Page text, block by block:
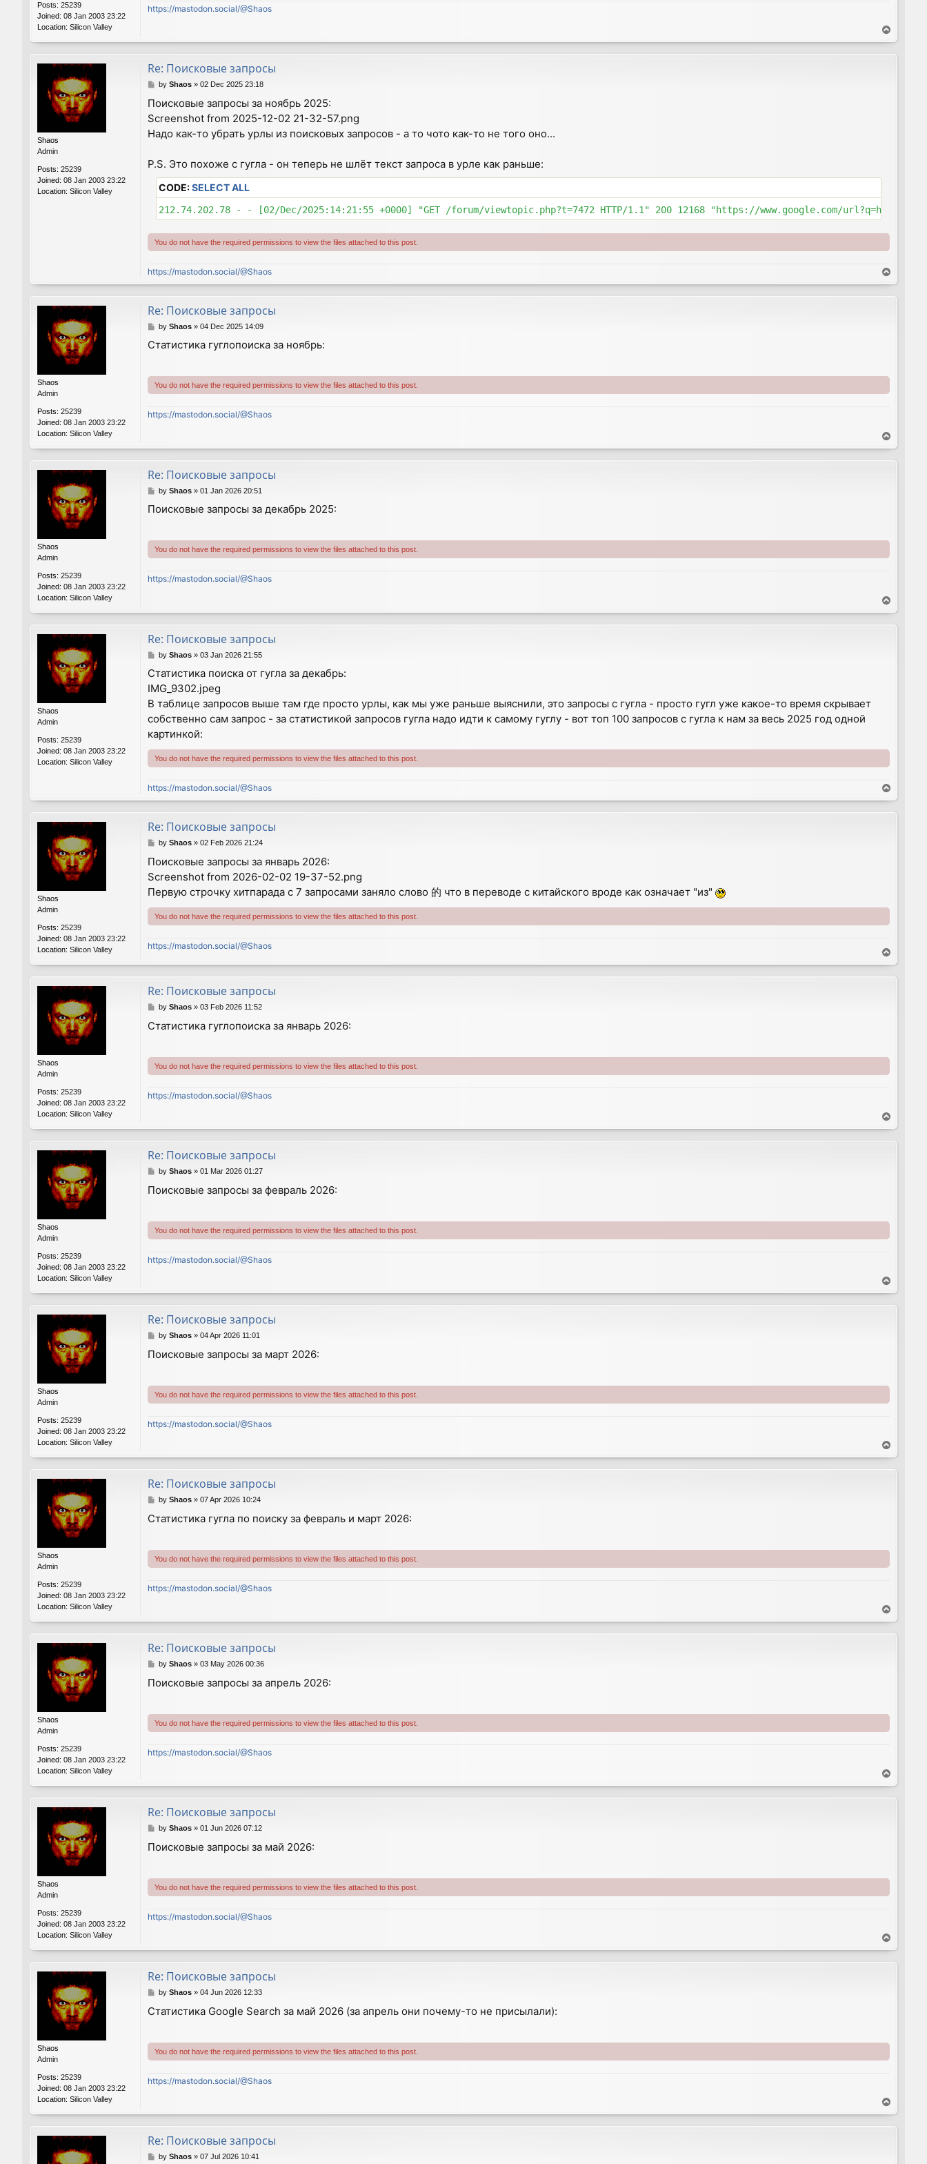
Posts: 25239
Joined: 08 Jan 2003 23:22
Location: Silicon Valley
https://mastodon.social/@Shaos
o
p
Shaos
Admin
Posts: 25239
Joined: 08 Jan 2003 23:22
Location: Silicon Valley
Re: Поисковые запросы
P
s
t
by Shaos» 02 Dec 2025 23:18
Поисковые запросы за ноябрь 2025:
Screenshot from 2025-12-02 21-32-57.png
Надо как-то убрать урлы из поисковых запросов - а то чото как-то не того оно...
P.S. Это похоже с гугла - он теперь не шлёт текст запроса в урле как раньше:
CODE:SELECT ALL
You do not have the required permissions to view the files attached to this post.
https://mastodon.social/@Shaos
o
p
Shaos
Admin
Posts: 25239
Joined: 08 Jan 2003 23:22
Location: Silicon Valley
Re: Поисковые запросы
P
s
by Shaos» 04 Dec 2025 14:09
Статистика гуглопоиска за ноябрь:
You do not have the required permissions to view the files attached to this post.
https://mastodon.social/@Shaos
o
p
Shaos
Admin
Posts: 25239
Joined: 08 Jan 2003 23:22
Location: Silicon Valley
Re: Поисковые запросы
P
s
by Shaos» 01 Jan 2026 20:51
Поисковые запросы за декабрь 2025:
You do not have the required permissions to view the files attached to this post.
https://mastodon.social/@Shaos
o
p
Shaos
Admin
Posts: 25239
Joined: 08 Jan 2003 23:22
Location: Silicon Valley
Re: Поисковые запросы
P
s
t
by Shaos» 03 Jan 2026 21:55
Статистика поиска от гугла за декабрь:
IMG_9302.jpeg
В таблице запросов выше там где просто урлы, как мы уже раньше выяснили, это запросы с гугла - просто гугл уже какое-то время скрывает
собственно сам запрос - за статистикой запросов гугла надо идти к самому гуглу - вот топ 100 запросов с гугла к нам за весь 2025 год одной
картинкой:
You do not have the required permissions to view the files attached to this post.
https://mastodon.social/@Shaos
o
p
Shaos
Admin
Posts: 25239
Joined: 08 Jan 2003 23:22
Location: Silicon Valley
Re: Поисковые запросы
P
s
t
by Shaos» 02 Feb 2026 21:24
Поисковые запросы за январь 2026:
Screenshot from 2026-02-02 19-37-52.png
Первую строчку хитпарада с 7 запросами заняло слово 的 что в переводе с китайского вроде как означает "из"
You do not have the required permissions to view the files attached to this post.
https://mastodon.social/@Shaos
o
p
Shaos
Admin
Posts: 25239
Joined: 08 Jan 2003 23:22
Location: Silicon Valley
Re: Поисковые запросы
P
s
by Shaos» 03 Feb 2026 11:52
Статистика гуглопоиска за январь 2026:
You do not have the required permissions to view the files attached to this post.
https://mastodon.social/@Shaos
o
p
Shaos
Admin
Posts: 25239
Joined: 08 Jan 2003 23:22
Location: Silicon Valley
Re: Поисковые запросы
P
s
by Shaos» 01 Mar 2026 01:27
Поисковые запросы за февраль 2026:
You do not have the required permissions to view the files attached to this post.
https://mastodon.social/@Shaos
o
p
Shaos
Admin
Posts: 25239
Joined: 08 Jan 2003 23:22
Location: Silicon Valley
Re: Поисковые запросы
P
s
by Shaos» 04 Apr 2026 11:01
Поисковые запросы за март 2026:
You do not have the required permissions to view the files attached to this post.
https://mastodon.social/@Shaos
o
p
Shaos
Admin
Posts: 25239
Joined: 08 Jan 2003 23:22
Location: Silicon Valley
Re: Поисковые запросы
P
s
by Shaos» 07 Apr 2026 10:24
Статистика гугла по поиску за февраль и март 2026:
You do not have the required permissions to view the files attached to this post.
https://mastodon.social/@Shaos
o
p
Shaos
Admin
Posts: 25239
Joined: 08 Jan 2003 23:22
Location: Silicon Valley
Re: Поисковые запросы
P
s
by Shaos» 03 May 2026 00:36
Поисковые запросы за апрель 2026:
You do not have the required permissions to view the files attached to this post.
https://mastodon.social/@Shaos
o
p
Shaos
Admin
Posts: 25239
Joined: 08 Jan 2003 23:22
Location: Silicon Valley
Re: Поисковые запросы
P
s
by Shaos» 01 Jun 2026 07:12
Поисковые запросы за май 2026:
You do not have the required permissions to view the files attached to this post.
https://mastodon.social/@Shaos
o
p
Shaos
Admin
Posts: 25239
Joined: 08 Jan 2003 23:22
Location: Silicon Valley
Re: Поисковые запросы
P
s
by Shaos» 04 Jun 2026 12:33
Статистика Google Search за май 2026 (за апрель они почему-то не присылали):
You do not have the required permissions to view the files attached to this post.
https://mastodon.social/@Shaos
o
p
Re: Поисковые запросы
Pby Shaos» 07 Jul 2026 10:41